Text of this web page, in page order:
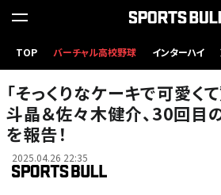
TOP バーチャル高校野球 インターハイ
「そっくりなケーキで可愛く
斗晶＆佐々木健介、30回目
を報告！
2025.04.26 22:35